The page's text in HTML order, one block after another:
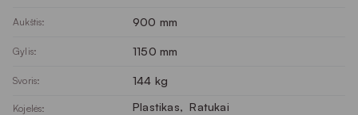
Aukštis: 900 mm
Gylis: 1150 mm
Svoris: 144 kg
Kojelės: Plastikas, Ratukai